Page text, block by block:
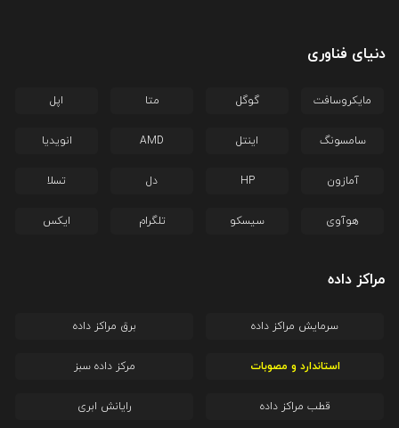
دنیای فناوری
مایکروسافت گوگل متا اپل
سامسونگ اینتل AMD انویدیا
آمازون HP دل تسلا
هوآوی سیسکو تلگرام ایکس
مراکز داده
سرمایش مراکز داده برق مراکز داده
استاندارد و مصوبات مرکز داده سبز
قطب مراکز داده رایانش ابری